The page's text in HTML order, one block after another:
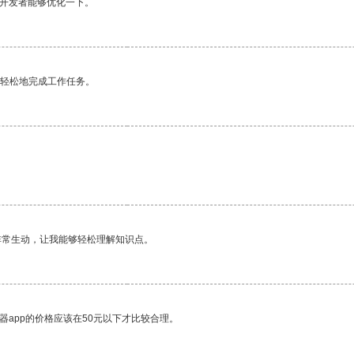
发者能够优化一下。
松地完成工作任务。
生动，让我能够轻松理解知识点。
app的价格应该在50元以下才比较合理。